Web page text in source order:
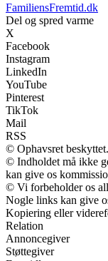
FamiliensFremtid.dk
Del og spred varme
X
Facebook
Instagram
LinkedIn
YouTube
Pinterest
TikTok
Mail
RSS
© Ophavsret beskyttet.
© Indholdet må ikke
kan give os
© Vi forbeholder os
Nogle links kan give
Kopiering eller
Relation
Annoncegiver
Støttegiver